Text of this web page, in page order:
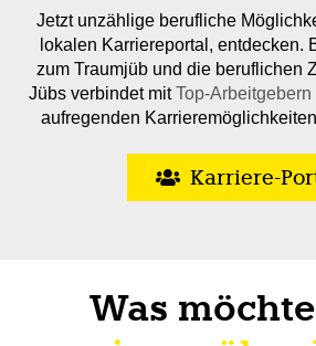
Jetzt unzählige berufliche
lokalen Karriereportal, entdecken.
zum Traumjüb und die beruflichen
Jübs verbindet mitTop-Arbeitgebern
aufregenden
Karriere-
Was